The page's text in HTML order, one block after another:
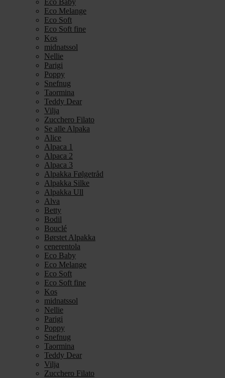
Eco Baby
Eco Melange
Eco Soft
Eco Soft fine
Kos
midnatssol
Nellie
Parigi
Poppy
Snefnug
Taormina
Teddy Dear
Vilja
Zucchero Filato
Se alle Alpaka
Alice
Alpaca 1
Alpaca 2
Alpaca 3
Alpakka Følgetråd
Alpakka Silke
Alpakka Ull
Alva
Betty
Bodil
Bouclé
Børstet Alpakka
cenerentola
Eco Baby
Eco Melange
Eco Soft
Eco Soft fine
Kos
midnatssol
Nellie
Parigi
Poppy
Snefnug
Taormina
Teddy Dear
Vilja
Zucchero Filato